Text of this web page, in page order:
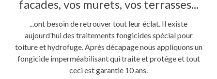
facades, vos murets, vos terrasses...
...ont besoin de retrouver tout leur éclat. Il existe
aujourd'hui des traitements fongicides spécial pour
toiture et hydrofuge. Après décapage nous appliquons un
fongicide imperméabilisant qui traite et protége et tout
ceci est garantie 10 ans.